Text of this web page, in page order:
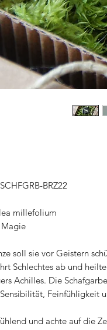
BRZ22
millefolium
soll sie vor Geistern
Schlechtes ab und
Achilles. Die
Feinfühligkeit
und achte auf die